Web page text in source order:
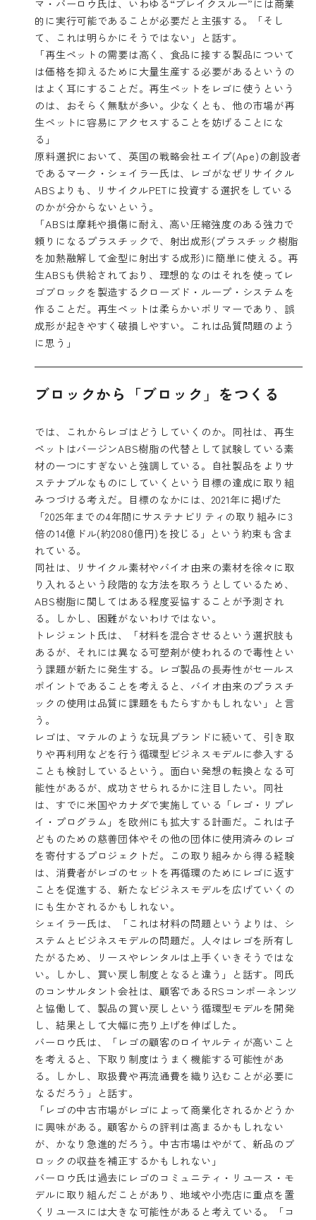
マ・バーロウ氏は、いわゆる“ブレイクスルー”には商業
的に実行可能であることが必要だと主張する。「そし
て、これは明らかにそうではない」と話す。
「再生ペットの需要は高く、食品に接する製品について
は価格を抑えるために大量生産する必要があるというの
はよく耳にすることだ。再生ペットをレゴに使うという
のは、おそらく無駄が多い。少なくとも、他の市場が再
生ペットに容易にアクセスすることを妨げることにな
る」
原料選択において、英国の戦略会社エイプ(Ape)の創設者
であるマーク・シェイラー氏は、レゴがなぜリサイクル
ABSよりも、リサイクルPETに投資する選択をしている
のかが分からないという。
「ABSは摩耗や損傷に耐え、高い圧縮強度のある強力で
頼りになるプラスチックで、射出成形(プラスチック樹脂
を加熱融解して金型に射出する成形)に簡単に使える。再
生ABSも供給されており、理想的なのはそれを使ってレ
ゴブロックを製造するクローズド・ループ・システムを
作ることだ。再生ペットは柔らかいポリマーであり、誤
成形が起きやすく破損しやすい。これは品質問題のよう
に思う」
ブロックから「ブロック」をつくる
では、これからレゴはどうしていくのか。同社は、再生
ペットはバージンABS樹脂の代替として試験している素
材の一つにすぎないと強調している。自社製品をよりサ
ステナブルなものにしていくという目標の達成に取り組
みつづける考えだ。目標のなかには、2021年に掲げた
「2025年までの4年間にサステナビリティの取り組みに3
倍の14億ドル(約2080億円)を投じる」という約束も含ま
れている。
同社は、リサイクル素材やバイオ由来の素材を徐々に取
り入れるという段階的な方法を取ろうとしているため、
ABS樹脂に関してはある程度妥協することが予測され
る。しかし、困難がないわけではない。
トレジェント氏は、「材料を混合させるという選択肢も
あるが、それには異なる可塑剤が使われるので毒性とい
う課題が新たに発生する。レゴ製品の長寿性がセールス
ポイントであることを考えると、バイオ由来のプラスチ
ックの使用は品質に課題をもたらすかもしれない」と言
う。
レゴは、マテルのような玩具ブランドに続いて、引き取
りや再利用などを行う循環型ビジネスモデルに参入する
ことも検討しているという。面白い発想の転換となる可
能性があるが、成功させられるかに注目したい。同社
は、すでに米国やカナダで実施している 「レゴ・リプレ
イ・プログラム」 を欧州にも拡大する計画だ。これは子
どものための慈善団体やその他の団体に使用済みのレゴ
を寄付するプロジェクトだ。この取り組みから得る経験
は、消費者がレゴのセットを再循環のためにレゴに返す
ことを促進する、新たなビジネスモデルを広げていくの
にも生かされるかもしれない。
シェイラー氏は、「これは材料の問題というよりは、シ
ステムとビジネスモデルの問題だ。人々はレゴを所有し
たがるため、リースやレンタルは上手くいきそうではな
い。しかし、買い戻し制度となると違う」と話す。同氏
のコンサルタント会社は、顧客であるRSコンポーネンツ
と協働して、製品の買い戻しという循環型モデルを開発
し、結果として大幅に売り上げを伸ばした。
バーロウ氏は、「レゴの顧客のロイヤルティが高いこと
を考えると、下取り制度はうまく機能する可能性があ
る。しかし、取扱費や再流通費を織り込むことが必要に
なるだろう」と話す。
「レゴの中古市場がレゴによって商業化されるかどうか
に興味がある。顧客からの評判は高まるかもしれない
が、かなり急進的だろう。中古市場はやがて、新品のブ
ロックの収益を補正するかもしれない」
バーロウ氏は過去にレゴのコミュニティ・リユース・モ
デルに取り組んだことがあり、地域や小売店に重点を置
くリユースには大きな可能性があると考えている。「コ